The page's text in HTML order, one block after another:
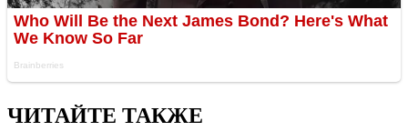
ЧИТАЙТЕ ТАКЖЕ